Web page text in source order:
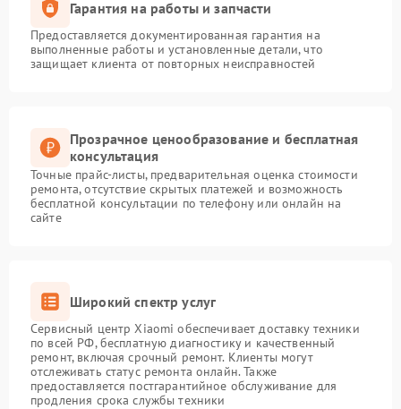
Гарантия на работы и запчасти
Предоставляется документированная гарантия на
выполненные работы и установленные детали, что
защищает клиента от повторных неисправностей
Прозрачное ценообразование и бесплатная
консультация
Точные прайс-листы, предварительная оценка стоимости
ремонта, отсутствие скрытых платежей и возможность
бесплатной консультации по телефону или онлайн на
сайте
Широкий спектр услуг
Сервисный центр Xiaomi обеспечивает доставку техники
по всей РФ, бесплатную диагностику и качественный
ремонт, включая срочный ремонт. Клиенты могут
отслеживать статус ремонта онлайн. Также
предоставляется постгарантийное обслуживание для
продления срока службы техники